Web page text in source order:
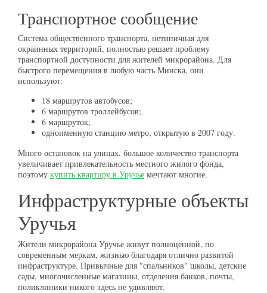
Транспортное сообщение
Система общественного транспорта, нетипичная для
окраинных территорий, полностью решает проблему
транспортной доступности для жителей микрорайона. Для
быстрого перемещения в любую часть Минска, они
используют:
18 маршрутов автобусов;
6 маршрутов троллейбусов;
6 маршруток;
одноименную станцию метро, открытую в 2007 году.
Много остановок на улицах, большое количество транспорта
увеличивает привлекательность местного жилого фонда,
поэтому купить квартиру в Уручье мечтают многие.
Инфраструктурные объекты
Уручья
Жители микрорайона Уручье живут полноценной, по
современным меркам, жизнью благодаря отлично развитой
инфраструктуре. Привычные для "спальников" школы, детские
сады, многочисленные магазины, отделения банков, почты,
поликлиники никого здесь не удивляют.